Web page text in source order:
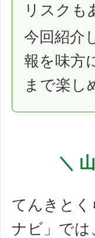
リスクも
今回紹介
報を味方
まで楽し
＼
てんきと
ナビ」では